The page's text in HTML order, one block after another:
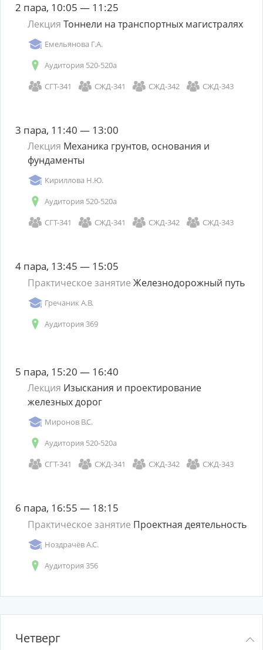
2 пара, 10:05 — 11:25
Лекция Тоннели на транспортных магистралях
Емельянова Г.А.
Аудитория 520-520а
СГТ-341
СЖД-341 СЖД-342 СЖД-343
3 пара, 11:40 — 13:00
Лекция Механика грунтов, основания и
фундаменты
Кириллова Н.Ю.
Аудитория 520-520а
СГТ-341
СЖД-341 СЖД-342 СЖД-343
4 пара, 13:45 — 15:05
Практическое занятие Железнодорожный путь
Гречаник А.В.
Аудитория 369
5 пара, 15:20 — 16:40
Лекция Изыскания и проектирование
железных дорог
Миронов В.С.
Аудитория 520-520а
СГТ-341
СЖД-341 СЖД-342 СЖД-343
6 пара, 16:55 — 18:15
Практическое занятие Проектная деятельность
Ноздрачёв А.С.
Аудитория 356
Четверг